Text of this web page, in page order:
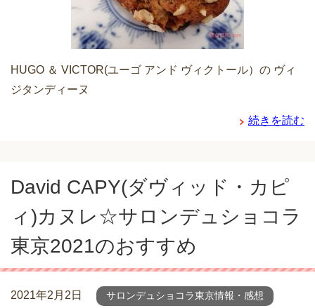
HUGO ＆ VICTOR(ユーゴ アンド ヴィクトール）の ヴィ
ジタンディーヌ
続きを読む
David CAPY(ダヴィッド・カピ
ィ)カヌレ☆サロンデュショコラ
東京2021のおすすめ
2021年2月2日 サロンデュショコラ東京情報・感想